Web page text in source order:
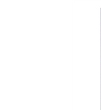
Мы